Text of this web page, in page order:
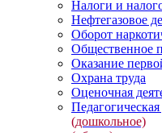
Налоги и
Нефтегазовое
Оборот
Общественное
Оказание
Охрана труда
Оценочная
Педагогическая
(дошкольное)